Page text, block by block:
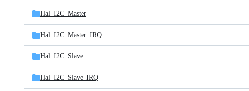
Hal_I2C_Master
Hal_I2C_Master_IRQ
Hal_I2C_Slave
Hal_I2C_Slave_IRQ